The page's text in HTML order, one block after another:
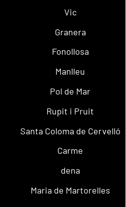
Vic
Granera
Fonollosa
Manlleu
Pol de Mar
Rupit i Pruit
Santa Coloma de Cervelló
Carme
dena
Maria de Martorelles